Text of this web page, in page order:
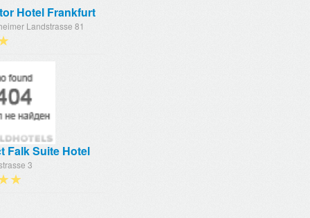
Hotel Frankfurt
Landstrasse 81
Falk Suite Hotel
3